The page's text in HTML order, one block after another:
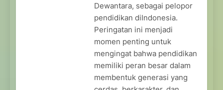
Dewantara, sebagai pelopor
pendidikan diIndonesia.
Peringatan ini menjadi
momen penting untuk
mengingat bahwa pendidikan
memiliki peran besar dalam
membentuk generasi yang